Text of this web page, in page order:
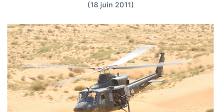
(18 juin 2011)